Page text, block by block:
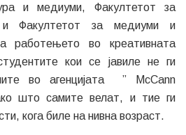
и медиуми, Факултетот за
и Факултетот за медиуми и
работењето во креативната
кои се јавиле не ги
во агенцијата ” McCann
што самите велат, и тие ги
кога биле на нивна возраст.